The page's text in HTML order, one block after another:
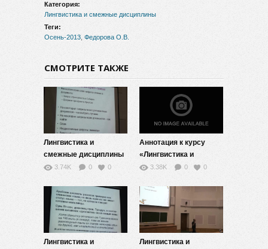
Категория:
Лингвистика и смежные дисциплины
Теги:
Осень-2013 Федорова О.В.
СМОТРИТЕ ТАКЖЕ
Лингвистика и
смежные дисциплины
— 103.74K 0 0
Аннотация к курсу
«Лингвистика и
смежные
3.38K 0 0
Лингвистика и
Лингвистика и